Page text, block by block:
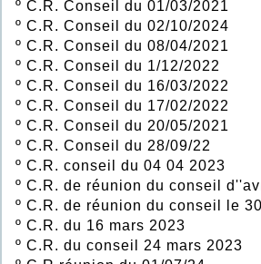
º C.R. Conseil du 01/03/2021
º C.R. Conseil du 02/10/2024
º C.R. Conseil du 08/04/2021
º C.R. Conseil du 1/12/2022
º C.R. Conseil du 16/03/2022
º C.R. Conseil du 17/02/2022
º C.R. Conseil du 20/05/2021
º C.R. Conseil du 28/09/22
º C.R. conseil du 04 04 2023
º C.R. de réunion du conseil
º C.R. de réunion du conseil le
º C.R. du 16 mars 2023
º C.R. du conseil 24 mars 2023